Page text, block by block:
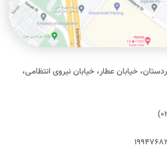
خیابان عطار، خیابان نیروی انتظامی،